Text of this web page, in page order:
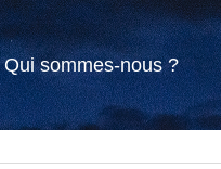
Qui sommes-nous ?